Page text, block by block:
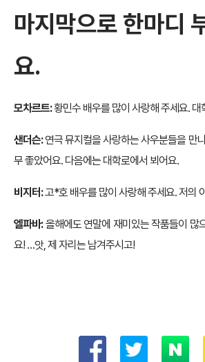
마지막으로 한마디
요.
모차르트:황민수 배우를 많이 사랑해 주세요. 대
샌더슨:연극 뮤지컬을 사랑하는 사우분들을 만
무 좋았어요. 다음에는 대학로에서 뵈어요.
비지터:고*호 배우를 많이 사랑해 주세요. 저의
엘파바:올해에도 연말에 재미있는 작품들이 많
요! …앗, 제 자리는 남겨주시고!